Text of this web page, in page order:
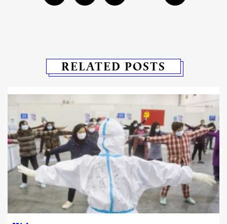
RELATED POSTS